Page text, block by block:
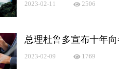
2023-02-11 2506
总理杜鲁多宣布十年
2023-02-09 1769